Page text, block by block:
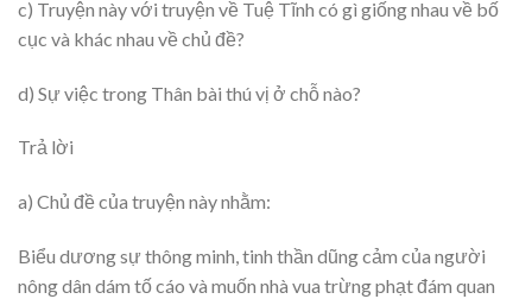
c) Truyện này với truyện về Tuệ Tĩnh có gì giống nhau về bố
cục và khác nhau về chủ đề?
d) Sự việc trong Thân bài thú vị ở chỗ nào?
Trả lời
a) Chủ đề của truyện này nhằm:
Biểu dương sự thông minh, tinh thần dũng cảm của người
nông dân dám tố cáo và muốn nhà vua trừng phạt đám quan